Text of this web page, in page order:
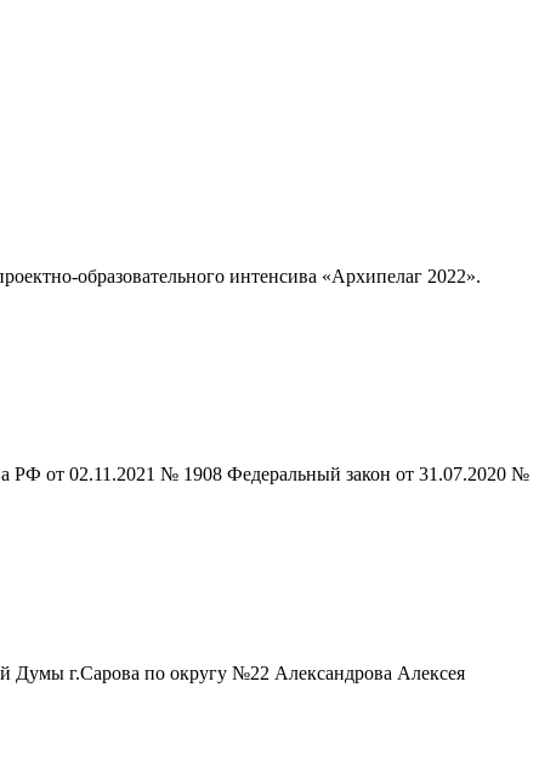
образовательного интенсива «Архипелаг 2022».
РФ от 02.11.2021 № 1908 Федеральный закон от 31.07.2020 №
Думы г.Сарова по округу №22 Александрова Алексея